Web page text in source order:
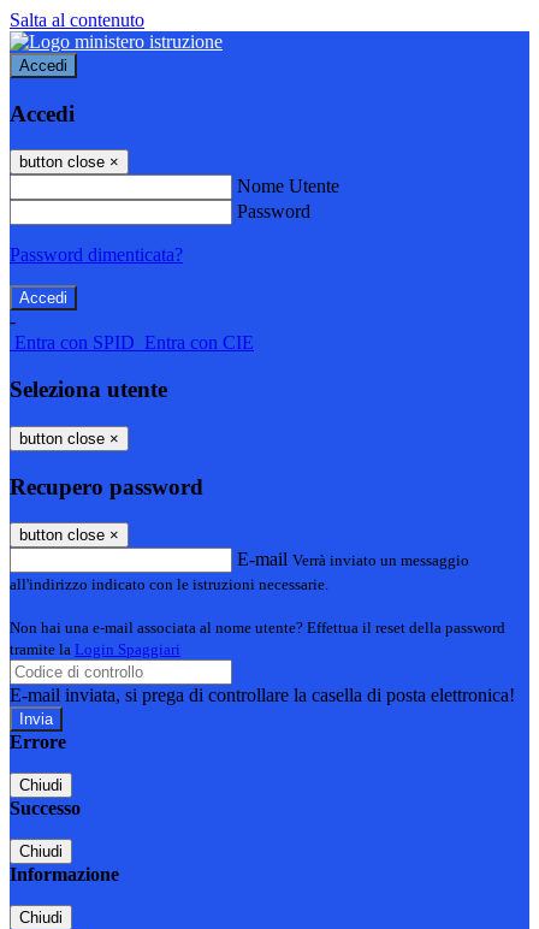
Salta al contenuto
Accedi
Accedi
button close ×
Nome Utente
Password
Password dimenticata?
-
Entra con SPID Entra con CIE
Seleziona utente
button close ×
Recupero password
button close ×
E-mail Verrà inviato un messaggio
all'indirizzo indicato con le istruzioni necessarie.
Non hai una e-mail associata al nome utente? Effettua il reset della password
tramite la Login Spaggiari
E-mail inviata, si prega di controllare la casella di posta elettronica!
Errore
Chiudi
Successo
Chiudi
Informazione
Chiudi